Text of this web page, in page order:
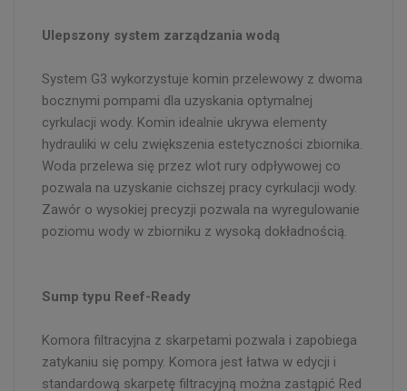
Ulepszony system zarządzania wodą
System G3 wykorzystuje komin przelewowy z dwoma
bocznymi pompami dla uzyskania optymalnej
cyrkulacji wody. Komin idealnie ukrywa elementy
hydrauliki w celu zwiększenia estetyczności zbiornika.
Woda przelewa się przez wlot rury odpływowej co
pozwala na uzyskanie cichszej pracy cyrkulacji wody.
Zawór o wysokiej precyzji pozwala na wyregulowanie
poziomu wody w zbiorniku z wysoką dokładnością.
Sump typu Reef-Ready
Komora filtracyjna z skarpetami pozwala i zapobiega
zatykaniu się pompy. Komora jest łatwa w edycji i
standardową skarpetę filtracyjną można zastąpić Red